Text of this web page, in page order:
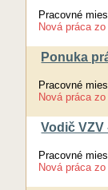
Pracovné
Nová práca zo
Ponuka
Pracovné
Nová práca zo
Vodič
Pracovné
Nová práca zo